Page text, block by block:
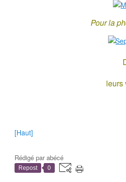
Pour la
leurs
[Haut]
Rédigé parabécé
Repost 0